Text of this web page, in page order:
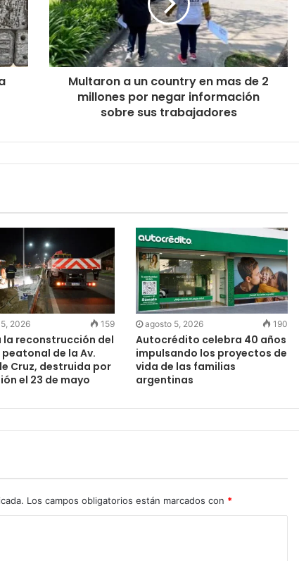
Multaron a un country en mas de 2
millones por negar información
sobre sus trabajadores
2026 159
la reconstrucción del
de la Av.
Cruz, destruida por
el 23 de mayo
agosto 5, 2026 190
Autocrédito celebra 40 años
impulsando los proyectos de
vida de las familias
argentinas
Los campos obligatorios están marcados con *